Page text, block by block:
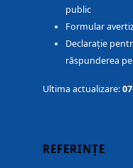
public
Formular
Declarație
răspunderea
Ultima actualizare:
REFERINȚE